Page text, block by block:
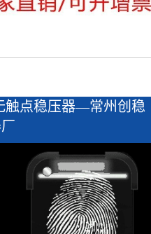
触点稳压器—常州创稳